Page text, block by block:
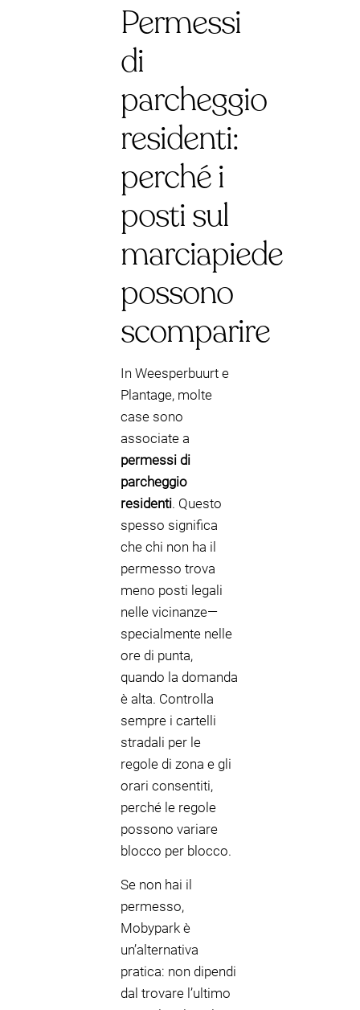
Permessi
di
parcheggio
residenti:
perché i
posti sul
marciapiede
possono
scomparire
In Weesperbuurt e
Plantage, molte
case sono
associate a
permessi di
parcheggio
residenti. Questo
spesso significa
che chi non ha il
permesso trova
meno posti legali
nelle vicinanze—
specialmente nelle
ore di punta,
quando la domanda
è alta. Controlla
sempre i cartelli
stradali per le
regole di zona e gli
orari consentiti,
perché le regole
possono variare
blocco per blocco.
Se non hai il
permesso,
Mobypark è
un’alternativa
pratica: non dipendi
dal trovare l’ultimo